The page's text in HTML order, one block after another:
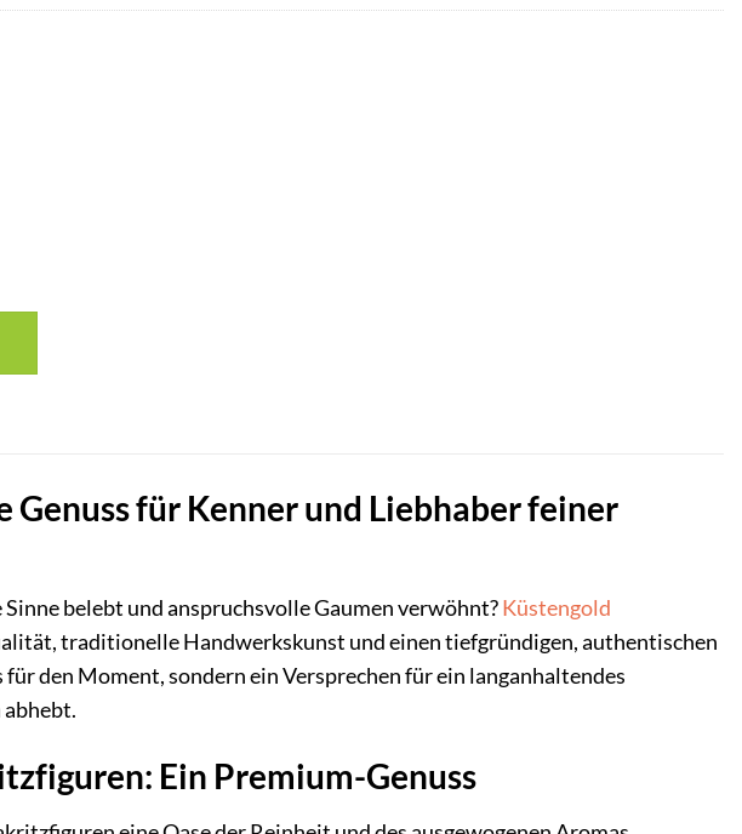
für Kenner und Liebhaber feiner
belebt und anspruchsvolle Gaumen verwöhnt?Küstengold
traditionelle Handwerkskunst und einen tiefgründigen, authentischen
den Moment, sondern ein Versprechen für ein langanhaltendes
Ein Premium-Genuss